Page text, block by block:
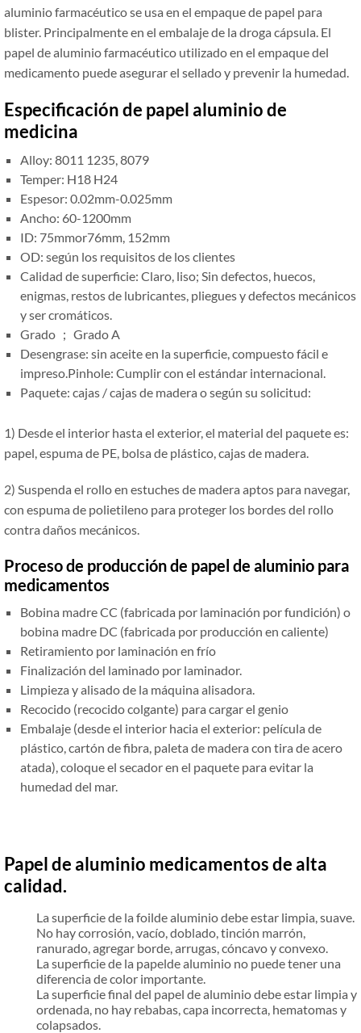
aluminio farmacéutico se usa en el empaque de papel para
blister. Principalmente en el embalaje de la droga cápsula. El
papel de aluminio farmacéutico utilizado en el empaque del
medicamento puede asegurar el sellado y prevenir la humedad.
Especificación de papel aluminio de
medicina
Alloy: 8011 1235, 8079
Temper: H18 H24
Espesor: 0.02mm-0.025mm
Ancho: 60-1200mm
ID: 75mmor76mm, 152mm
OD: según los requisitos de los clientes
Calidad de superficie: Claro, liso; Sin defectos, huecos,
enigmas, restos de lubricantes, pliegues y defectos mecánicos
y ser cromáticos.
Grado ； Grado A
Desengrase: sin aceite en la superficie, compuesto fácil e
impreso.Pinhole: Cumplir con el estándar internacional.
Paquete: cajas / cajas de madera o según su solicitud:
1) Desde el interior hasta el exterior, el material del paquete es:
papel, espuma de PE, bolsa de plástico, cajas de madera.
2) Suspenda el rollo en estuches de madera aptos para navegar,
con espuma de polietileno para proteger los bordes del rollo
contra daños mecánicos.
Proceso de producción de papel de aluminio para
medicamentos
Bobina madre CC (fabricada por laminación por fundición) o
bobina madre DC (fabricada por producción en caliente)
Retiramiento por laminación en frío
Finalización del laminado por laminador.
Limpieza y alisado de la máquina alisadora.
Recocido (recocido colgante) para cargar el genio
Embalaje (desde el interior hacia el exterior: película de
plástico, cartón de fibra, paleta de madera con tira de acero
atada), coloque el secador en el paquete para evitar la
humedad del mar.
Papel de aluminio medicamentosde alta
calidad.
La superficie de la foilde aluminio debe estar limpia, suave.
No hay corrosión, vacío, doblado, tinción marrón,
ranurado, agregar borde, arrugas, cóncavo y convexo.
La superficie de la papelde aluminio no puede tener una
diferencia de color importante.
La superficie final del papel de aluminio debe estar limpia y
ordenada, no hay rebabas, capa incorrecta, hematomas y
colapsados.